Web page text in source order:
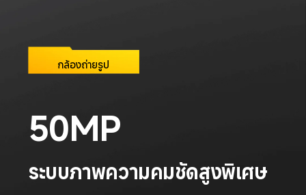
กล้องถ่ายรูป
50MP
ระบบภาพความคมชัดสูงพิเศษ